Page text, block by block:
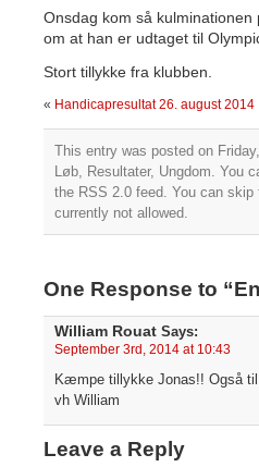
Onsdag kom så
om at han er udtaget til
Stort tillykke fra klubben.
« Handicapresultat 26. august 2014
This entry was posted on
Løb, Resultater, Ungdom. You
the RSS 2.0 feed. You can skip
currently not allowed.
One Response to
William Rouat Says:
September 3rd, 2014 at 10:43
Kæmpe tillykke Jonas!! Også
vh William
Leave a Reply